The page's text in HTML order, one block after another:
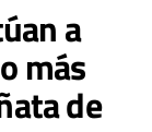
a
más
de